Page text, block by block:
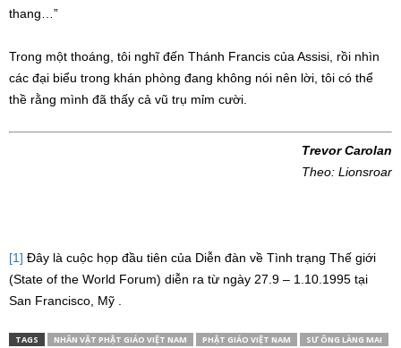
thang…”
Trong một thoáng, tôi nghĩ đến Thánh Francis của Assisi, rồi nhìn
các đại biểu trong khán phòng đang không nói nên lời, tôi có thể
thề rằng mình đã thấy cả vũ trụ mỉm cười.
TrevorCarolan
Theo: L ionsroar
[1] Đây là cuộc họp đầu tiên của Diễn đàn về Tình trạng Thế giới
(State of the World Forum) diễn ra từ ngày 27.9 – 1.10.1995 tại
San Francisco, Mỹ .
TAGS NHÂN VẬT PHẬT GIÁO VIỆT NAM PHẬT GIÁO VIỆT NAM
SƯ ÔNG LÀNG MAI